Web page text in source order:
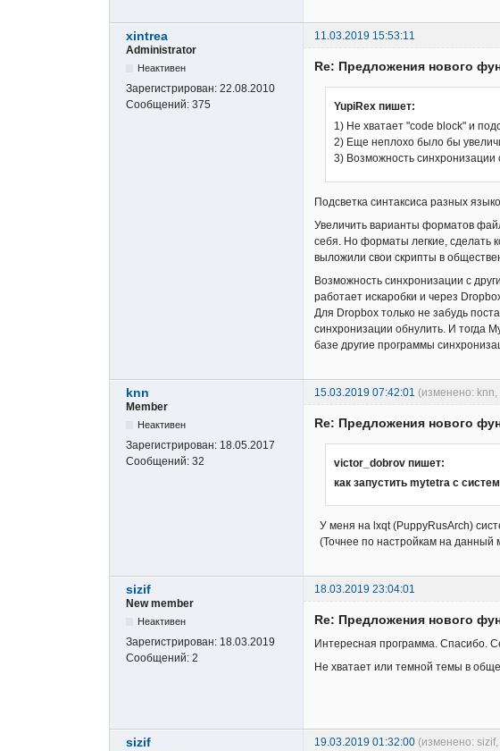
xintrea
11.03.2019 15:53:11
Administrator
Неактивен
Зарегистрирован: 22.08.2010
Сообщений: 375
Re: Предложения нового
YupiRex пишет:
1) Не хватает "code block" и
2) Еще неплохо было бы
3) Возможность синхронизации
Подсветка синтаксиса разных
Увеличить варианты форматов
себя. Но форматы легкие, сделать
выложили свои скрипты в
Возможность синхронизации с
работает искаробки и через
Для Dropbox только не забудь
синхронизации обнулить. И тогда
базе другие программы
knn 15.03.2019 07:42:01 (изменено:
Member
Неактивен
Зарегистрирован: 18.05.2017
Сообщений: 32
Re: Предложения нового
victor_dobrov пишет:
как запустить mytetra с
У меня на lxqt (PuppyRusArch)
(Точнее по настройкам на данный
sizif
18.03.2019 23:04:01
New member
Неактивен
Зарегистрирован: 18.03.2019
Сообщений: 2
Re: Предложения нового
Интересная программа. Спасибо.
Не хватает или темной темы в
sizif 19.03.2019 01:32:00 (изменено: